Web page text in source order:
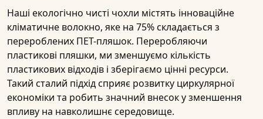
Наші екологічно чисті чохли містять інноваційне
кліматичне волокно, яке на 75% складається з
перероблених ПЕТ-пляшок. Переробляючи
пластикові пляшки, ми зменшуємо кількість
пластикових відходів і зберігаємо цінні ресурси.
Такий сталий підхід сприяє розвитку циркулярної
економіки та робить значний внесок у зменшення
впливу на навколишнє середовище.